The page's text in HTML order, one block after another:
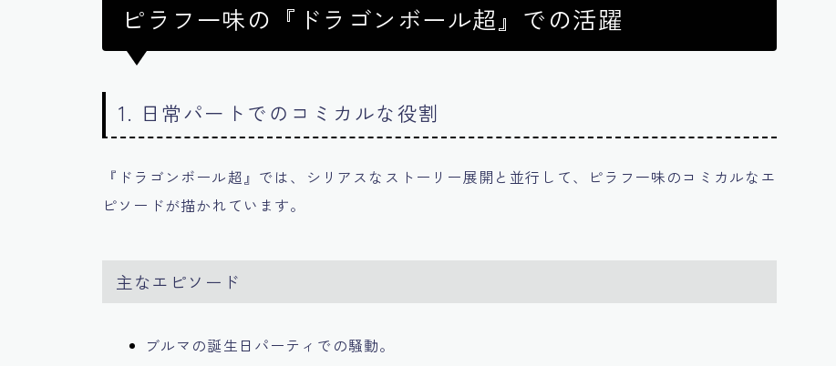
ピラフ一味の『ドラゴンボール超』での活躍
1. 日常パートでのコミカルな役割
『ドラゴンボール超』では、シリアスなストーリー展開と並行して、ピラフ一味のコミカルなエ
ピソードが描かれています。
主なエピソード
ブルマの誕生日パーティでの騒動。